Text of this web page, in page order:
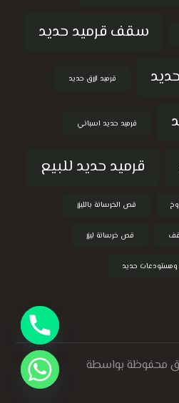
سقف قرميد حديد
قرميد ازرق حديد
قرميد حديد اسباني
قرميد حديد للبيع
قص الخرسانة بالليزر
قص خرسانة ليزر
ومستودعات حديد
محفوظة بواسطة